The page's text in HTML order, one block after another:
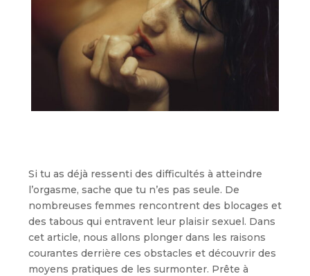
Si tu as déjà ressenti des difficultés à atteindre
l’orgasme, sache que tu n’es pas seule. De
nombreuses femmes rencontrent des blocages et
des tabous qui entravent leur plaisir sexuel. Dans
cet article, nous allons plonger dans les raisons
courantes derrière ces obstacles et découvrir des
moyens pratiques de les surmonter. Prête à